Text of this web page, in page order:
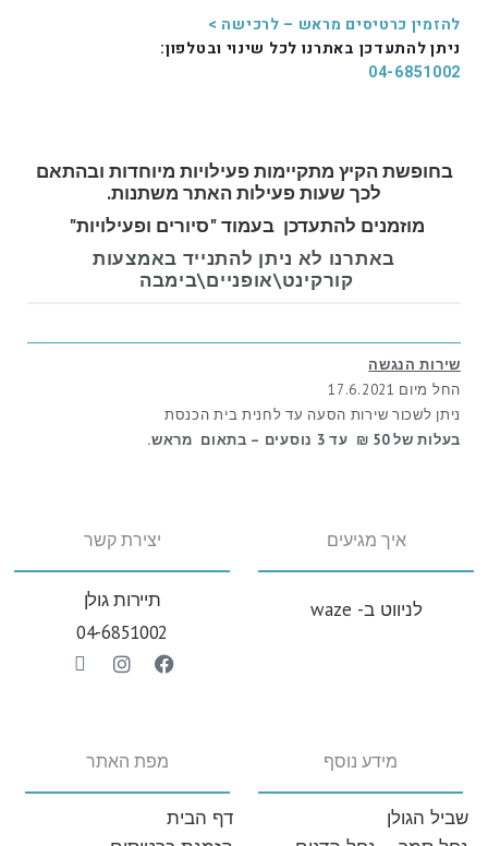
להזמין כרטיסים מראש – לרכישה >
ניתן להתעדכן באתרנו לכל שינוי ובטלפון:
04-6851002
בחופשת הקיץ מתקיימות פעילויות מיוחדות ובהתאם
לכך שעות פעילות האתר משתנות.
מוזמנים להתעדכן בעמוד "סיורים ופעילויות"
באתרנו לא ניתן להתנייד באמצעות
קורקינט\אופניים\בימבה
שירות הנגשה
החל מיום 17.6.2021
ניתן לשכור שירות הסעה עד לחנית בית הכנסת
בעלות של 50 ₪ עד 3 נוסעים
– בתאום מראש.
איך מגיעים
לניווט‭ ‬ב-‭‬waze‭ ‬
יצירת קשר
תיירות גולן
04-6851002
מידע נוסף
שביל הגולן
מפת האתר
דף‭ ‬הבית